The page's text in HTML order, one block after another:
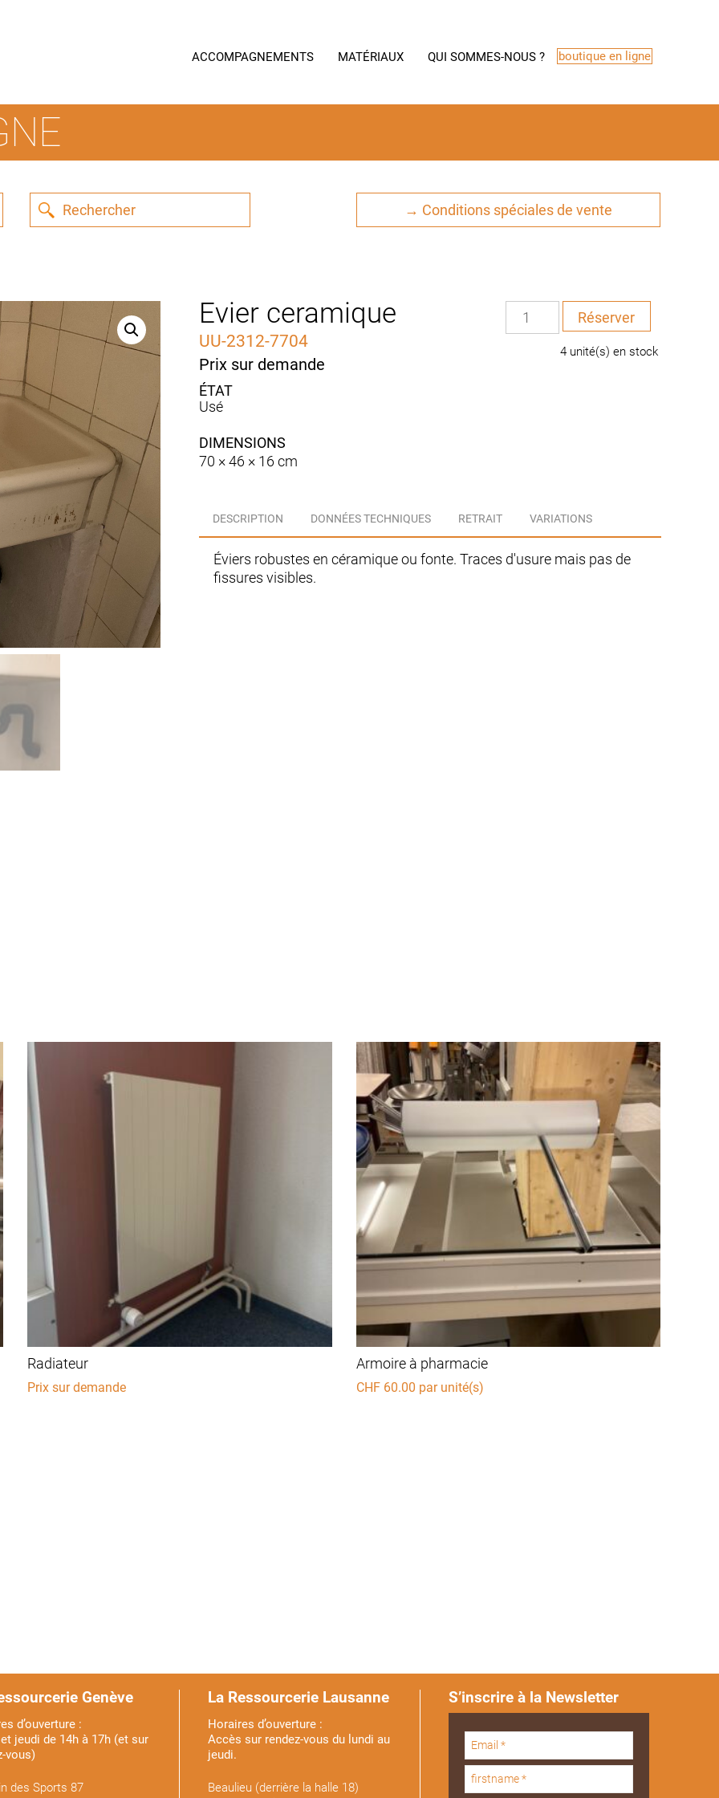
ACCOMPAGNEMENTS MATÉRIAUX QUI SOMMES-NOUS ? boutique en ligne
→ Conditions spéciales de vente
Evier ceramique
UU-2312-7704
4 unité(s) en stock
Prix sur demande
Usé
DIMENSIONS
70 × 46 × 16 cm
quantité
Réserver
DESCRIPTION DONNÉES TECHNIQUES RETRAIT VARIATIONS
Éviers robustes en céramique ou fonte. Traces d'usure mais pas de
fissures visibles.
Radiateur
Prix sur demande
Armoire à pharmacie
CHF60.00 par unité(s)
Genève
d’ouverture :
jeudi de 14h à 17h (et sur
vous)
des Sports 87
La Ressourcerie Lausanne
Horaires d’ouverture :
Accès sur rendez-vous du lundi au
jeudi.
Beaulieu (derrière la halle 18)
S’inscrire à la Newsletter